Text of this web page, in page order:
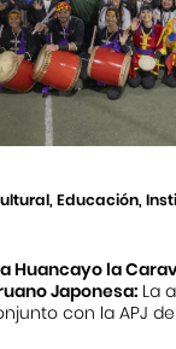
Educación,
a Huancayo la
Japonesa:La
con la APJ